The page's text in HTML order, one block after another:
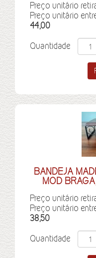
Preço unitário
Preço unitário
44,00
Quantidade
BANDEJA
MOD
Preço unitário
Preço unitário
38,50
Quantidade